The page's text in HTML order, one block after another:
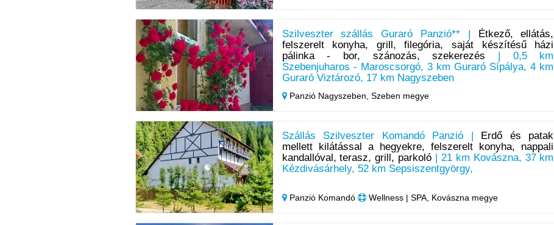
Szilveszter szállás Guraró Panzió** |
Étkező, ellátás,
felszerelt konyha, grill, filegória, saját készítésű házi
pálinka - bor, szánozás, szekerezés | 0,5 km
Szebenjuharos - Maroscsorgó, 3 km Guraró Sípálya, 4 km
Guraró Viztározó, 17 km Nagyszeben
Panzió Nagyszeben, Szeben megye
Szállás Szilveszter Komandó Panzió |
Erdő és patak
mellett kilátással a hegyekre, felszerelt konyha, nappali
kandallóval, terasz, grill, parkoló | 21 km Kovászna, 37 km
Kézdivásárhely, 52 km Sepsiszentgyörgy,
Panzió Komandó Wellness | SPA, Kovászna megye